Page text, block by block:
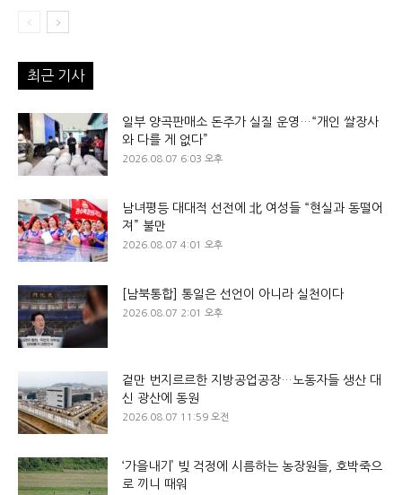
최근 기사
일부 양곡판매소 돈주가 실질 운영…“개인 쌀장사
와 다를 게 없다”
2026.08.07 6:03 오후
남녀평등 대대적 선전에 北 여성들 “현실과 동떨어
져” 불만
2026.08.07 4:01 오후
[남북통합] 통일은 선언이 아니라 실천이다
2026.08.07 2:01 오후
겉만 번지르르한 지방공업공장…노동자들 생산 대
신 광산에 동원
2026.08.07 11:59 오전
‘가을내기’ 빚 걱정에 시름하는 농장원들, 호박죽으
로 끼니 때워